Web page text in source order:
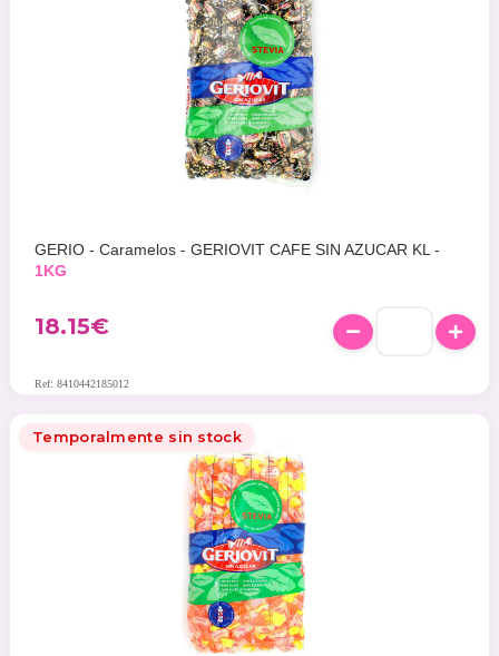
GERIO - Caramelos - GERIOVIT CAFE SIN AZUCAR KL -
1KG
18.15€
Ref: 8410442185012
Temporalmente sin stock